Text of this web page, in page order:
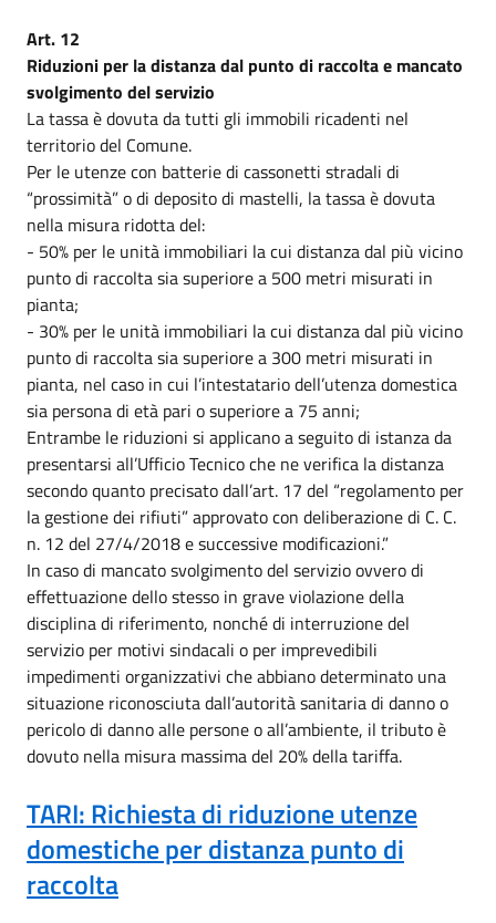
Art. 12
Riduzioni per la distanza dal punto di raccolta e mancato
svolgimento del servizio
La tassa è dovuta da tutti gli immobili ricadenti nel
territorio del Comune.
Per le utenze con batterie di cassonetti stradali di
“prossimità” o di deposito di mastelli, la tassa è dovuta
nella misura ridotta del:
- 50% per le unità immobiliari la cui distanza dal più vicino
punto di raccolta sia superiore a 500 metri misurati in
pianta;
- 30% per le unità immobiliari la cui distanza dal più vicino
punto di raccolta sia superiore a 300 metri misurati in
pianta, nel caso in cui l’intestatario dell’utenza domestica
sia persona di età pari o superiore a 75 anni;
Entrambe le riduzioni si applicano a seguito di istanza da
presentarsi all’Ufficio Tecnico che ne verifica la distanza
secondo quanto precisato dall’art. 17 del “regolamento per
la gestione dei rifiuti” approvato con deliberazione di C. C.
n. 12 del 27/4/2018 e successive modificazioni.”
In caso di mancato svolgimento del servizio ovvero di
effettuazione dello stesso in grave violazione della
disciplina di riferimento, nonché di interruzione del
servizio per motivi sindacali o per imprevedibili
impedimenti organizzativi che abbiano determinato una
situazione riconosciuta dall’autorità sanitaria di danno o
pericolo di danno alle persone o all’ambiente, il tributo è
dovuto nella misura massima del 20% della tariffa.
TARI: Richiesta di riduzione utenze
domestiche per distanza punto di
raccolta